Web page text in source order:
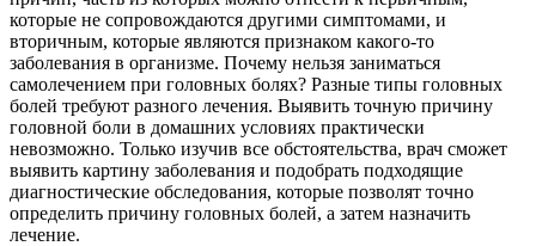
которые не сопровождаются другими симптомами, и
вторичным, которые являются признаком какого-то
заболевания в организме. Почему нельзя заниматься
самолечением при головных болях? Разные типы головных
болей требуют разного лечения. Выявить точную причину
головной боли в домашних условиях практически
невозможно. Только изучив все обстоятельства, врач сможет
выявить картину заболевания и подобрать подходящие
диагностические обследования, которые позволят точно
определить причину головных болей, а затем назначить
лечение.